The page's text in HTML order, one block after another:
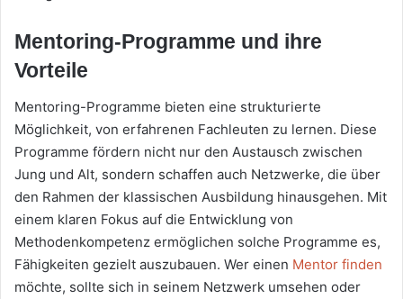
Mentoring-Programme und ihre
Vorteile
Mentoring-Programme bieten eine strukturierte
Möglichkeit, von erfahrenen Fachleuten zu lernen. Diese
Programme fördern nicht nur den Austausch zwischen
Jung und Alt, sondern schaffen auch Netzwerke, die über
den Rahmen der klassischen Ausbildung hinausgehen. Mit
einem klaren Fokus auf die Entwicklung von
Methodenkompetenz ermöglichen solche Programme es,
Fähigkeiten gezielt auszubauen. Wer einen Mentor finden
möchte, sollte sich in seinem Netzwerk umsehen oder